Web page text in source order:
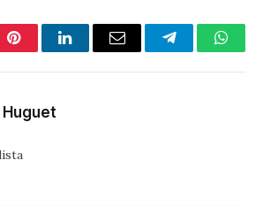
PinterestLinkedInEmail Telegram